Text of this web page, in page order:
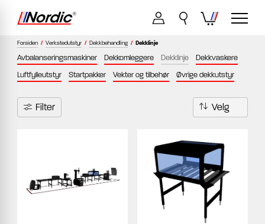
Forsiden / Verkstedutstyr / Dekkbehandling / Dekklinje
Avbalanseringsmaskiner Dekkomleggere Dekklinje
Dekkvaskere
Luftfylleutstyr
Startpakker Vekter og tilbehør Øvrige dekkutstyr
Filter